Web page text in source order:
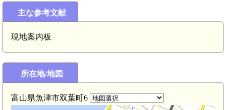
主な参考文献
現地案内板
所在地/地図
富山県魚津市双葉町6